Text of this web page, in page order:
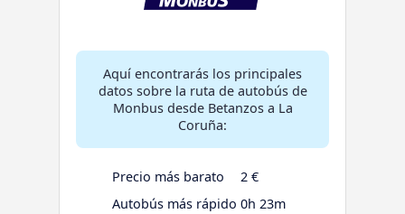
Aquí encontrarás los principales
datos sobre la ruta de autobús de
Monbus desde Betanzos a La
Coruña:
Precio más barato
2 €
Autobús más rápido 0h 23m